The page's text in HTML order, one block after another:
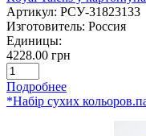
Артикул: РСУ-31823133
Изготовитель: Россия
Единицы:
4228.00 грн
Подробнее
*Набір сухих